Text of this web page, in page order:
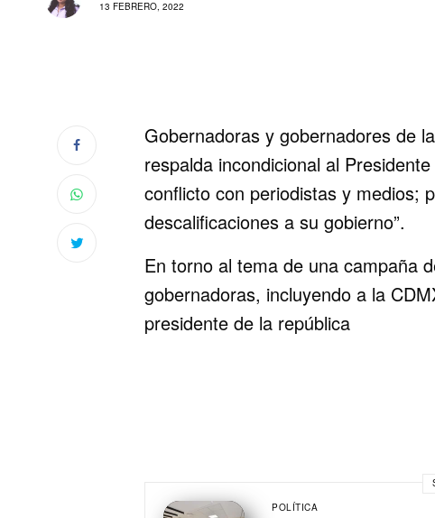
13 FEBRERO, 2022
Gobernadoras y gobernadores de
respalda incondicional al
conflicto con periodistas y medios;
descalificaciones a su gobierno”.
En torno al tema de una campaña
gobernadoras, incluyendo a la
presidente de la república
POLÍTICA